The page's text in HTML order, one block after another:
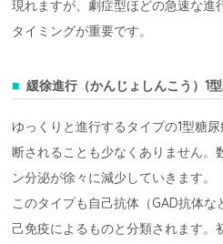
現れますが、劇症型ほどの急速な進
タイミングが重要です。
緩徐進行（かんじょしんこう）1型
ゆっくりと進行するタイプの1型糖
断されることも少なくありません。
ン分泌が徐々に減少していきます。
このタイプも自己抗体（GAD抗体
己免疫によるものと分類されます。